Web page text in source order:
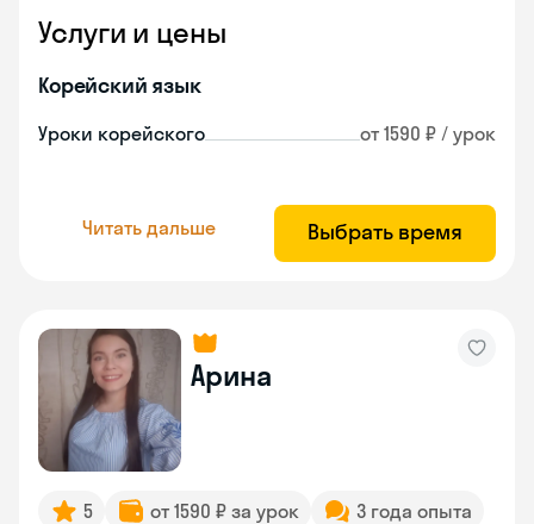
Услуги и цены
Корейский язык
Уроки корейского от 1590 ₽ / урок
Читать дальше Выбрать время
Арина
5 от 1590 ₽ за урок 3 года опыта